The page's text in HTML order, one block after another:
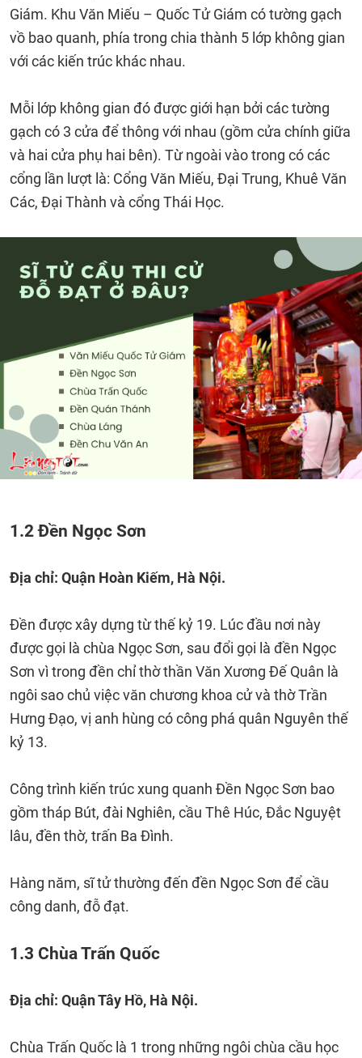
Giám. Khu Văn Miếu – Quốc Tử Giám có tường gạch
vồ bao quanh, phía trong chia thành 5 lớp không gian
với các kiến trúc khác nhau.
Mỗi lớp không gian đó được giới hạn bởi các tường
gạch có 3 cửa để thông với nhau (gồm cửa chính giữa
và hai cửa phụ hai bên). Từ ngoài vào trong có các
cổng lần lượt là: Cổng Văn Miếu, Đại Trung, Khuê Văn
Các, Đại Thành và cổng Thái Học.
1.2 Đền Ngọc Sơn
Địa chỉ: Quận Hoàn Kiếm, Hà Nội.
Đền được xây dựng từ thế kỷ 19. Lúc đầu nơi này
được gọi là chùa Ngọc Sơn, sau đổi gọi là đền Ngọc
Sơn vì trong đền chỉ thờ thần Văn Xương Đế Quân là
ngôi sao chủ việc văn chương khoa cử và thờ Trần
Hưng Đạo, vị anh hùng có công phá quân Nguyên thế
kỷ 13.
Công trình kiến trúc xung quanh Đền Ngọc Sơn bao
gồm tháp Bút, đài Nghiên, cầu Thê Húc, Đắc Nguyệt
lâu, đền thờ, trấn Ba Đình.
Hàng năm, sĩ tử thường đến đền Ngọc Sơn để cầu
công danh, đỗ đạt.
1.3 Chùa Trấn Quốc
Địa chỉ: Quận Tây Hồ, Hà Nội.
Chùa Trấn Quốc là 1 trong những ngôi chùa cầu học